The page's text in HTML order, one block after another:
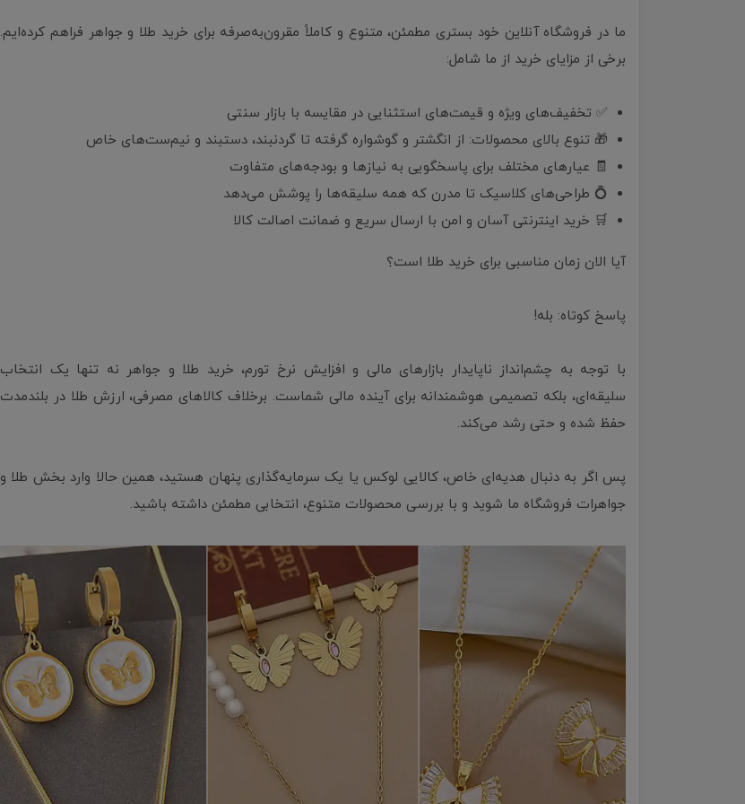
ما در فروشگاه آنلاین خود بستری مطمئن، متنوع و کاملاً مقرون‌به‌صرفه برای خرید طلا و جواهر فراهم کرده‌ایم.
برخی از مزایای خرید از ما شامل:
✅ تخفیف‌های ویژه و قیمت‌های استثنایی در مقایسه با بازار سنتی
🎁 تنوع بالای محصولات: از انگشتر و گوشواره گرفته تا گردنبند، دستبند و نیم‌ست‌های خاص
🧾 عیارهای مختلف برای پاسخگویی به نیازها و بودجه‌های متفاوت
💍 طراحی‌های کلاسیک تا مدرن که همه سلیقه‌ها را پوشش می‌دهد
🛒 خرید اینترنتی آسان و امن با ارسال سریع و ضمانت اصالت کالا
آیا الان زمان مناسبی برای خرید طلا است؟
پاسخ کوتاه: بله!
با توجه به چشم‌انداز ناپایدار بازارهای مالی و افزایش نرخ تورم، خرید طلا و جواهر نه تنها یک انتخاب
سلیقه‌ای، بلکه تصمیمی هوشمندانه برای آینده مالی شماست. برخلاف کالاهای مصرفی، ارزش طلا در بلندمدت
حفظ شده و حتی رشد می‌کند.
پس اگر به دنبال هدیه‌ای خاص، کالایی لوکس یا یک سرمایه‌گذاری پنهان هستید، همین حالا وارد بخش طلا و
جواهرات فروشگاه ما شوید و با بررسی محصولات متنوع، انتخابی مطمئن داشته باشید.